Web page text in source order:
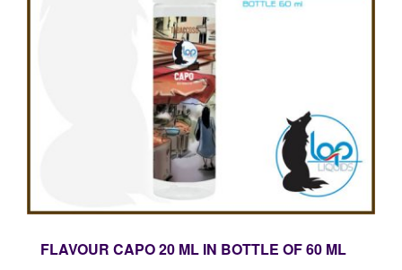
FLAVOUR CAPO 20 ML IN BOTTLE OF 60 ML